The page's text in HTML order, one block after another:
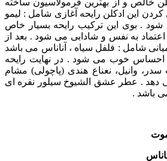
این ادکلن رایحه آغازی شامل : لیمو
. بوی این ترکیب رایحه بسیار خاص
به نفس و شادابی می شود . بعد از
شامل : فلفل سیاه ، آناناس می باشد
احساس خوب می شود . در نهایت رایحه
وانیل، نعناع هندی (پاچولی) مشام
دهد . عطر عشق الشیوخ سیلور نقره ای
باشد .